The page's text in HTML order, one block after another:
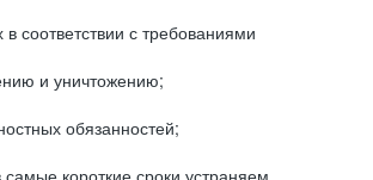
соответствии с требованиями
и уничтожению;
обязанностей;
короткие сроки устраняем